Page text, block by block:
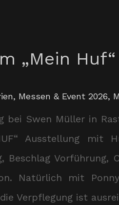
„Mein Huf“
, Messen & Event 2026,
bei Swen Müller in
Ausstellung mit
Beschlag Vorführung,
Natürlich mit
Verpflegung ist